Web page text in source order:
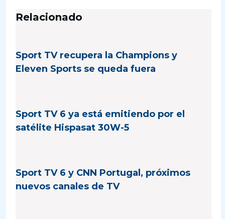
Relacionado
Sport TV recupera la Champions y
Eleven Sports se queda fuera
Sport TV 6 ya está emitiendo por el
satélite Hispasat 30W-5
Sport TV 6 y CNN Portugal, próximos
nuevos canales de TV